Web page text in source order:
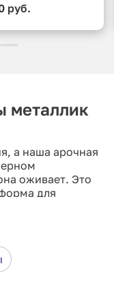
руб.
металлик
а наша арочная
оживает. Это
для
как
формы
до концертов